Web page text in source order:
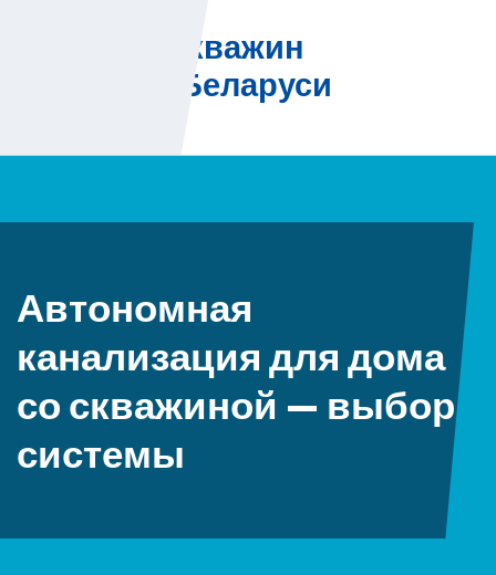
Бурение скважин
на воду в Беларуси
Автономная
канализация для дома
со скважиной — выбор
системы